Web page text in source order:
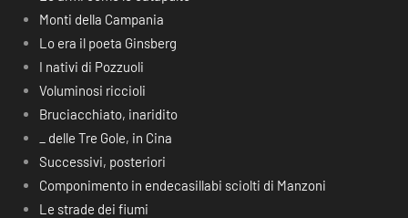
Monti della Campania
Lo era il poeta Ginsberg
I nativi di Pozzuoli
Voluminosi riccioli
Bruciacchiato, inaridito
_ delle Tre Gole, in Cina
Successivi, posteriori
Componimento in endecasillabi sciolti di Manzoni
Le strade dei fiumi